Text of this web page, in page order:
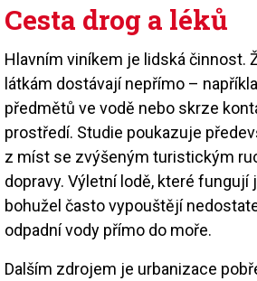
Cesta drog a léků
Hlavním viníkem je lidská činnost.
látkám dostávají nepřímo –
předmětů ve vodě nebo skrze
prostředí. Studie poukazuje
z míst se zvýšeným turistickým
dopravy. Výletní lodě, které fungují
bohužel často vypouštějí
odpadní vody přímo do moře.
Dalším zdrojem je urbanizace